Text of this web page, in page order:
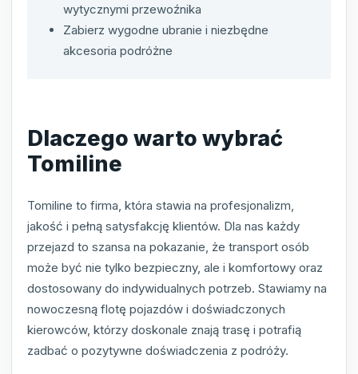
wytycznymi przewoźnika
Zabierz wygodne ubranie i niezbędne
akcesoria podróżne
Dlaczego warto wybrać
Tomiline
Tomiline to firma, która stawia na profesjonalizm,
jakość i pełną satysfakcję klientów. Dla nas każdy
przejazd to szansa na pokazanie, że transport osób
może być nie tylko bezpieczny, ale i komfortowy oraz
dostosowany do indywidualnych potrzeb. Stawiamy na
nowoczesną flotę pojazdów i doświadczonych
kierowców, którzy doskonale znają trasę i potrafią
zadbać o pozytywne doświadczenia z podróży.